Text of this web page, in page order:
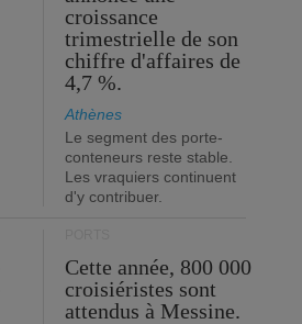
croissance
trimestrielle de son
chiffre d'affaires de
4,7 %.
Athènes
Le segment des porte-
conteneurs reste stable.
Les vraquiers continuent
d'y contribuer.
Cette année, 800 000
croisiéristes sont
attendus à Messine.